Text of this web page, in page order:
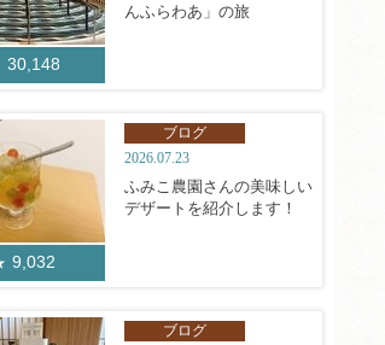
30,148
んふらわあ」の旅
9,032
ブログ
2026.07.23
ふみこ農園さんの美味しい
デザートを紹介します！
ブログ